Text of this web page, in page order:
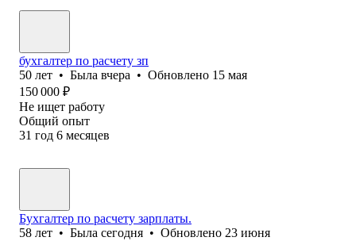
бухгалтер по расчету зп
50 лет • Была вчера • Обновлено 15 мая
150 000 ₽
Не ищет работу
Общий опыт
31 год 6 месяцев
Бухгалтер по расчету зарплаты.
58 лет • Была сегодня • Обновлено 23 июня